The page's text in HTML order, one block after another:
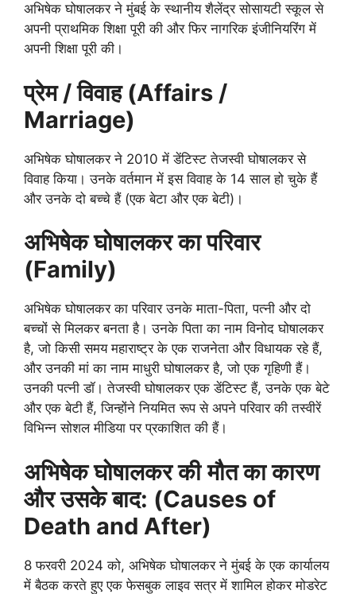
अभिषेक घोषालकर ने मुंबई के स्थानीय शैलेंद्र सोसायटी स्कूल से
अपनी प्राथमिक शिक्षा पूरी की और फिर नागरिक इंजीनियरिंग में
अपनी शिक्षा पूरी की।
प्रेम / विवाह (Affairs /
Marriage)
अभिषेक घोषालकर ने 2010 में डेंटिस्ट तेजस्वी घोषालकर से
विवाह किया। उनके वर्तमान में इस विवाह के 14 साल हो चुके हैं
और उनके दो बच्चे हैं (एक बेटा और एक बेटी)।
अभिषेक घोषालकर कापरिवार
(Family)
अभिषेक घोषालकर का परिवार उनके माता-पिता, पत्नी और दो
बच्चों से मिलकर बनता है। उनके पिता का नाम विनोद घोषालकर
है, जो किसी समय महाराष्ट्र के एक राजनेता और विधायक रहे हैं,
और उनकी मां का नाम माधुरी घोषालकर है, जो एक गृहिणी हैं।
उनकी पत्नी डॉ। तेजस्वी घोषालकर एक डेंटिस्ट हैं, उनके एक बेटे
और एक बेटी हैं, जिन्होंने नियमित रूप से अपने परिवार की तस्वीरें
विभिन्न सोशल मीडिया पर प्रकाशित की हैं।
अभिषेक घोषालकर की मौत का कारण
और उसके बाद: (Causes of
Death and After)
8 फरवरी 2024 को, अभिषेक घोषालकर ने मुंबई के एक कार्यालय
में बैठक करते हुए एक फेसबुक लाइव सत्र में शामिल होकर मोडरेट